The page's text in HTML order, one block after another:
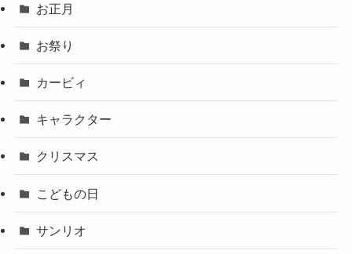
お正月
お祭り
カービィ
キャラクター
クリスマス
こどもの日
サンリオ